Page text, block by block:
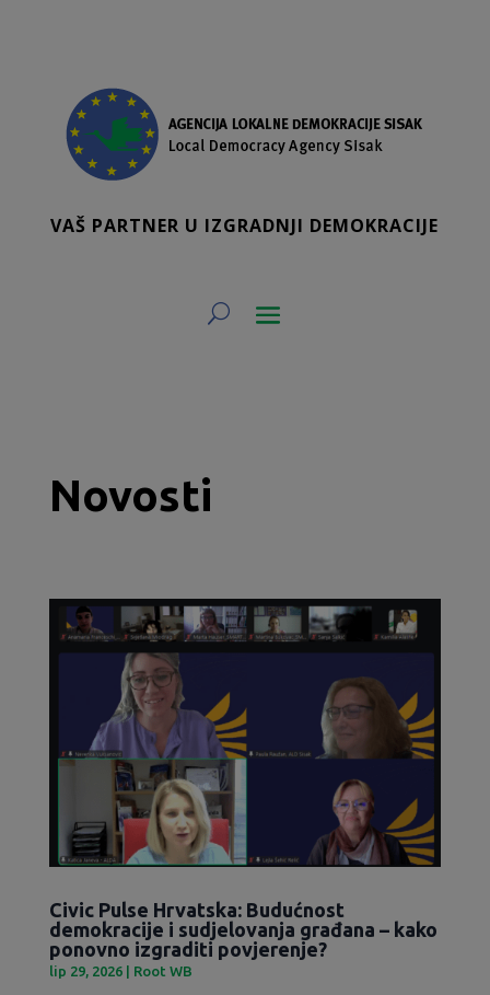
VAŠ PARTNER U IZGRADNJI DEMOKRACIJE
Novosti
Civic Pulse Hrvatska: Budućnost
demokracije i sudjelovanja građana – kako
ponovno izgraditi povjerenje?
lip 29, 2026| Root WB